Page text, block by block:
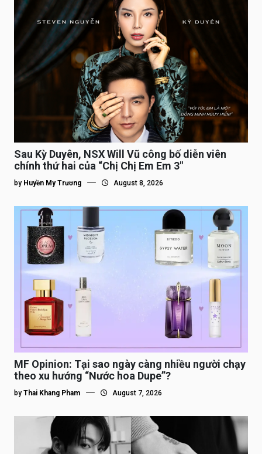
Sau Kỳ Duyên, NSX Will Vũ công bố diễn viên
chính thứ hai của “Chị Chị Em Em 3″
by Huyền My Trương August 8, 2026
MF Opinion: Tại sao ngày càng nhiều người chạy
theo xu hướng “Nước hoa Dupe”?
by Thai Khang Pham August 7, 2026